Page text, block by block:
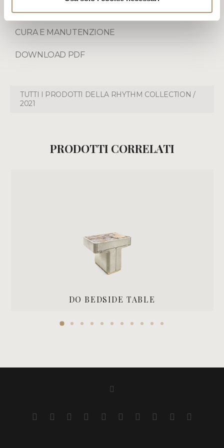
CURA E MANUTENZIONE
DOWNLOAD PDF
TUTTI I PRODOTTI DELLA RHYTHM COLLECTION /
2021
PRODOTTI CORRELATI
DO BEDSIDE TABLE